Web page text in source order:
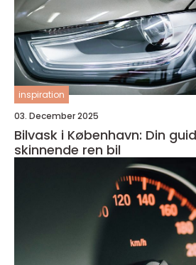
inspiration
03. December 2025
Bilvask i København: Din
skinnende ren bil